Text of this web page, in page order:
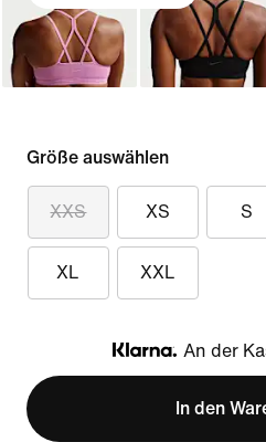
Größe auswählen
XXS XS S
XL XXL
Klarna
An der
In den